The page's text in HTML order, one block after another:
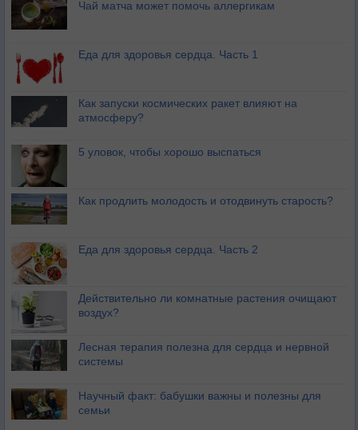
Чай матча может помочь аллергикам
Еда для здоровья сердца. Часть 1
Как запуски космических ракет влияют на
атмосферу?
5 уловок, чтобы хорошо выспаться
Как продлить молодость и отодвинуть старость?
Еда для здоровья сердца. Часть 2
Действительно ли комнатные растения очищают
воздух?
Лесная терапия полезна для сердца и нервной
системы
Научный факт: бабушки важны и полезны для
семьи